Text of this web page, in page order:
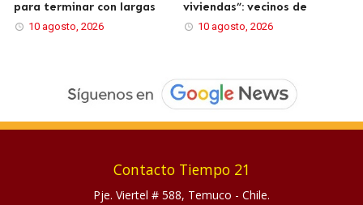
para terminar con largas
10 agosto, 2026
viviendas”: vecinos de
10 agosto, 2026
Contacto Tiempo 21
Pje. Viertel # 588, Temuco - Chile.